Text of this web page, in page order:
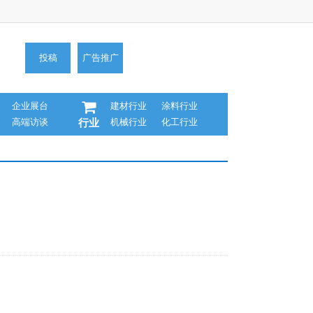
投稿 广告推广
企业展台
高端访谈 行业
建材行业
涂料行业
机械行业
化工行业